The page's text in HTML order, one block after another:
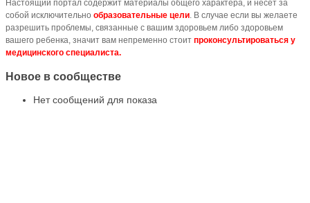
Настоящий портал содержит материалы общего характера, и несёт за
собой исключительно образовательные цели . В случае если вы желаете
разрешить проблемы, связанные с вашим здоровьем либо здоровьем
вашего ребенка, значит вам непременно стоит проконсультироваться у
медицинского специалиста.
Новое в сообществе
Нет сообщений для показа